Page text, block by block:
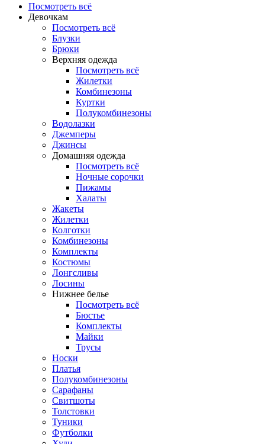
Посмотреть всё
Девочкам
Посмотреть всё
Блузки
Брюки
Верхняя одежда
Посмотреть всё
Жилетки
Комбинезоны
Куртки
Полукомбинезоны
Водолазки
Джемперы
Джинсы
Домашняя одежда
Посмотреть всё
Ночные сорочки
Пижамы
Халаты
Жакеты
Жилетки
Колготки
Комбинезоны
Комплекты
Костюмы
Лонгсливы
Лосины
Нижнее белье
Посмотреть всё
Бюстье
Комплекты
Майки
Трусы
Носки
Платья
Полукомбинезоны
Сарафаны
Свитшоты
Толстовки
Туники
Футболки